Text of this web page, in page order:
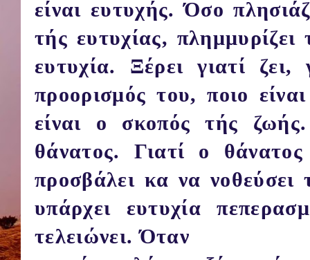
είναι ευτυχής. Όσο
τής ευτυχίας,
ευτυχία. Ξέρει γιατί ζει,
προορισμός του, ποιο
είναι ο σκοπός τής
θάνατος. Γιατί ο
προσβάλει κα να νοθεύσει
υπάρχει ευτυχία
τελειώνει. Όταν